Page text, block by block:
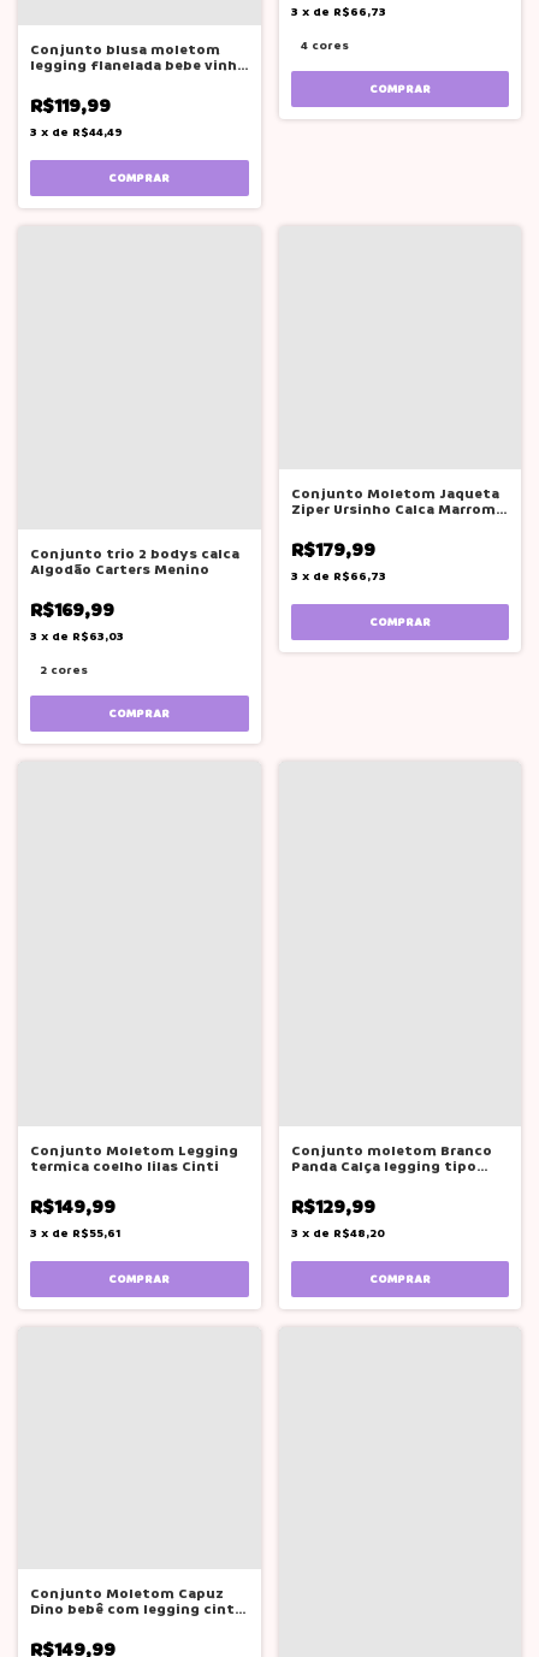
Conjunto blusa moletom
legging flanelada bebe vinho
R$119,99
3 x de R$44,49
COMPRAR
3 x de R$66,73
4 cores
COMPRAR
Conjunto trio 2 bodys calca
Algodão Carters Menino
R$169,99
3 x de R$63,03
2 cores
COMPRAR
Conjunto Moletom Jaqueta
Ziper Ursinho Calca Marrom
R$179,99
3 x de R$66,73
COMPRAR
Conjunto Moletom Legging
termica coelho lilas Cinti
R$149,99
3 x de R$55,61
COMPRAR
Conjunto moletom Branco
Panda Calça legging tipo
R$129,99
3 x de R$48,20
COMPRAR
Conjunto Moletom Capuz
Dino bebê com legging cinti
R$149,99